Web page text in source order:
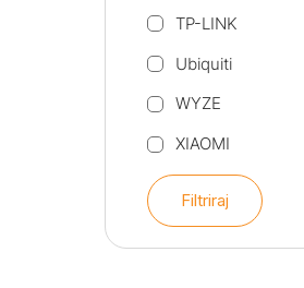
TP-LINK
Ubiquiti
WYZE
XIAOMI
Filtriraj